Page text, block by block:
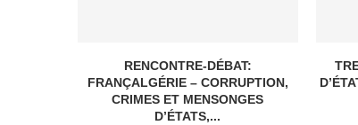
RENCONTRE-DÉBAT:
FRANÇALGÉRIE – CORRUPTION,
CRIMES ET MENSONGES
D’ÉTATS,...